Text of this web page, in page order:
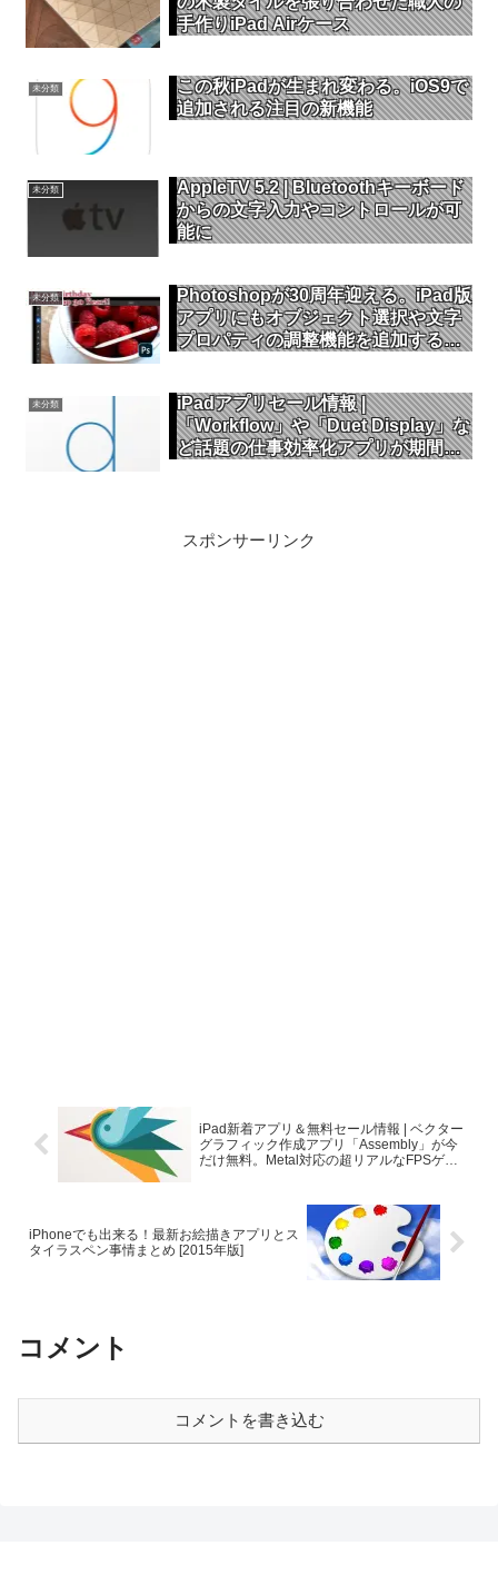
手作りiPad Airケース
未分類
この秋iPadが生まれ変わる。iOS9で
追加される注目の新機能
未分類
AppleTV 5.2 | Bluetoothキーボード
からの文字入力やコントロールが可
能に
未分類
Photoshopが30周年迎える。iPad版
アプリにもオブジェクト選択や文字
プロパティの調整機能を追加するア
未分類
iPadアプリセール情報 |
「Workflow」や「Duet Display」な
ど話題の仕事効率化アプリが期間限
スポンサーリンク
iPad新着アプリ＆無料セール情報 | ベクター
グラフィック作成アプリ「Assembly」が今
だけ無料。Metal対応の超リアルなFPSゲー
iPhoneでも出来る！最新お絵描きアプリとス
タイラスペン事情まとめ [2015年版]
コメント
コメントを書き込む